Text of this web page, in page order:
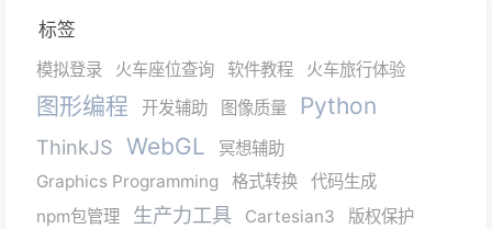
标签
模拟登录 火车座位查询 软件教程 火车旅行体验
图形编程 开发辅助 图像质量 Python
ThinkJS WebGL
冥想辅助
Graphics Programming
格式转换
代码生成
npm包管理
生产力工具 Cartesian3
版权保护